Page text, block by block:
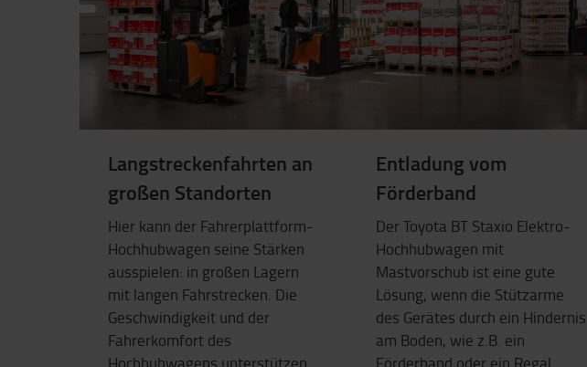
Langstreckenfahrten an
großen Standorten
Hier kann der Fahrerplattform-
Hochhubwagen seine Stärken
ausspielen: in großen Lagern
mit langen Fahrstrecken. Die
Geschwindigkeit und der
Fahrerkomfort des
Entladung vom
Förderband
Der Toyota BT Staxio Elektro-
Hochhubwagen mit
Mastvorschub ist eine gute
Lösung, wenn die Stützarme
des Gerätes durch ein Hindernis
am Boden, wie z.B. ein